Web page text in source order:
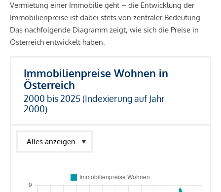
Vermietung einer Immobilie geht – die Entwicklung der
Immobilienpreise ist dabei stets von zentraler Bedeutung.
Das nachfolgende Diagramm zeigt, wie sich die Preise in
Österreich entwickelt haben.
Immobilienpreise Wohnen in
Österreich
2000 bis 2025 (Indexierung auf Jahr
2000)